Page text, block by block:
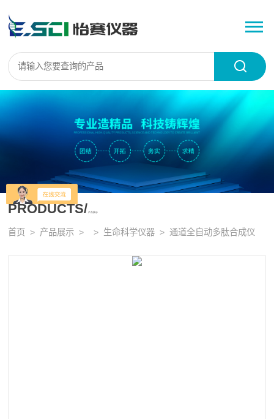
PRODUCTS/ 产品展示
首页 > 产品展示 > > 生命科学仪器 > 通道全自动多肽合成仪